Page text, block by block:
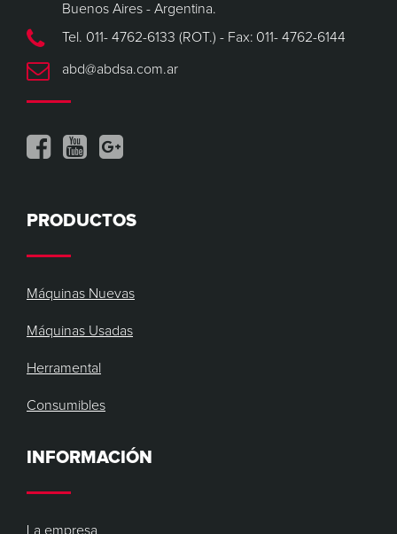
Buenos Aires - Argentina.
Tel. 011- 4762-6133 (ROT.) - Fax: 011- 4762-6144
abd@abdsa.com.ar
PRODUCTOS
Máquinas Nuevas
Máquinas Usadas
Herramental
Consumibles
INFORMACIÓN
La empresa